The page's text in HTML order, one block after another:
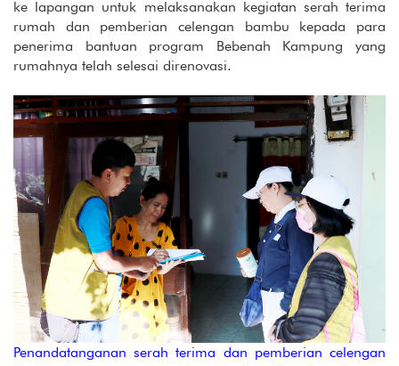
ke lapangan untuk melaksanakan kegiatan serah terima
rumah dan pemberian celengan bambu kepada para
penerima bantuan program Bebenah Kampung yang
rumahnya telah selesai direnovasi.
Penandatanganan serah terima dan pemberian celengan